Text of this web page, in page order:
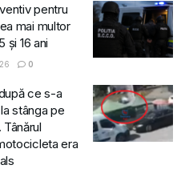
pentru
mai multor
și 16 ani
0
ce s-a
stânga pe
era